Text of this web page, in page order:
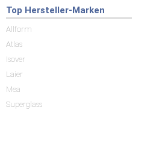
Top Hersteller-Marken
Allform
Atlas
Isover
Laier
Mea
Superglass